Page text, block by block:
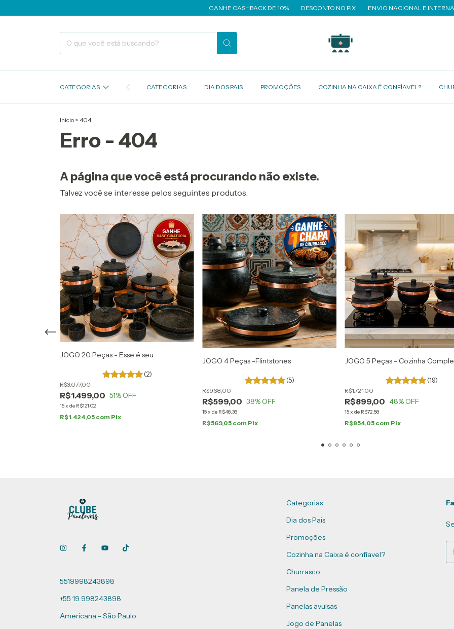
GANHE CASHBACK DE 10% DESCONTO NO PIX ENVIO NACIONAL E
CATEGORIAS CATEGORIAS DIA DOS PAIS PROMOÇÕES COZINHA NA CAIXA É CONFÍAVEL?
Início > 404
Erro - 404
A página que você está procurando não existe.
Talvez você se interesse pelos seguintes produtos.
JOGO 20 Peças - Esse é seu
(2)
R$1.499,00
R$3.077,00
51% OFF
15x de R$121,02
R$1.424,05 com Pix
JOGO 4 Peças -Flintstones
(5)
R$599,00
R$968,00
38% OFF
15x de R$48,36
R$569,05 com Pix
JOGO 5 Peças - Cozinha
(19)
R$899,00
R$1.721,00
48% OFF
15x de R$72,58
R$854,05 com Pix
5519998243898
+55 19 998243898
Americana - São Paulo
Categorias
Dia dos Pais
Promoções
Cozinha na Caixa é confíavel?
Churrasco
Panela de Pressão
Panelas avulsas
Jogo de Panelas